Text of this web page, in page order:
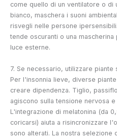
come quello di un ventilatore o di
bianco, maschera i suoni
risvegli nelle persone
tende oscuranti o una
luce esterne.
7. Se necessario, utilizzare piante
Per l'insonnia lieve, diverse
creare dipendenza. Tiglio,
agiscono sulla tensione nervosa
L'integrazione di melatonina (da
coricarsi) aiuta a risincronizzare
sono alterati. La nostra selezione